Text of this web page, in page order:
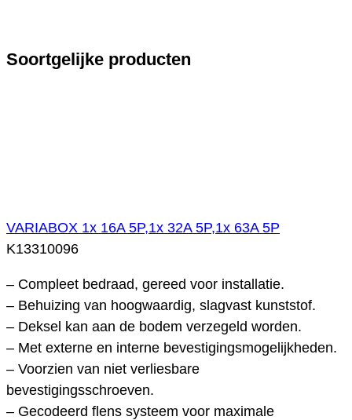
Soortgelijke producten
VARIABOX 1x 16A 5P,1x 32A 5P,1x 63A 5P
K13310096
– Compleet bedraad, gereed voor installatie.
– Behuizing van hoogwaardig, slagvast kunststof.
– Deksel kan aan de bodem verzegeld worden.
– Met externe en interne bevestigingsmogelijkheden.
– Voorzien van niet verliesbare
bevestigingsschroeven.
– Gecodeerd flens systeem voor maximale